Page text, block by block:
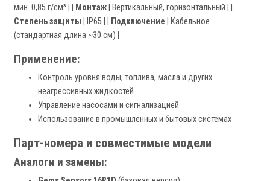
мин. 0,85 г/см³ | |
Монтаж | Вертикальный, горизонтальный | |
Степень защиты | IP65 | | Подключение | Кабельное
(стандартная длина ~30 см) |
Применение:
Контроль уровня воды, топлива, масла и других
неагрессивных жидкостей
Управление насосами и сигнализацией
Использование в промышленных и бытовых системах
Парт-номера и совместимые модели
Аналоги и замены: